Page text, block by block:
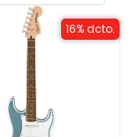
16% dcto.